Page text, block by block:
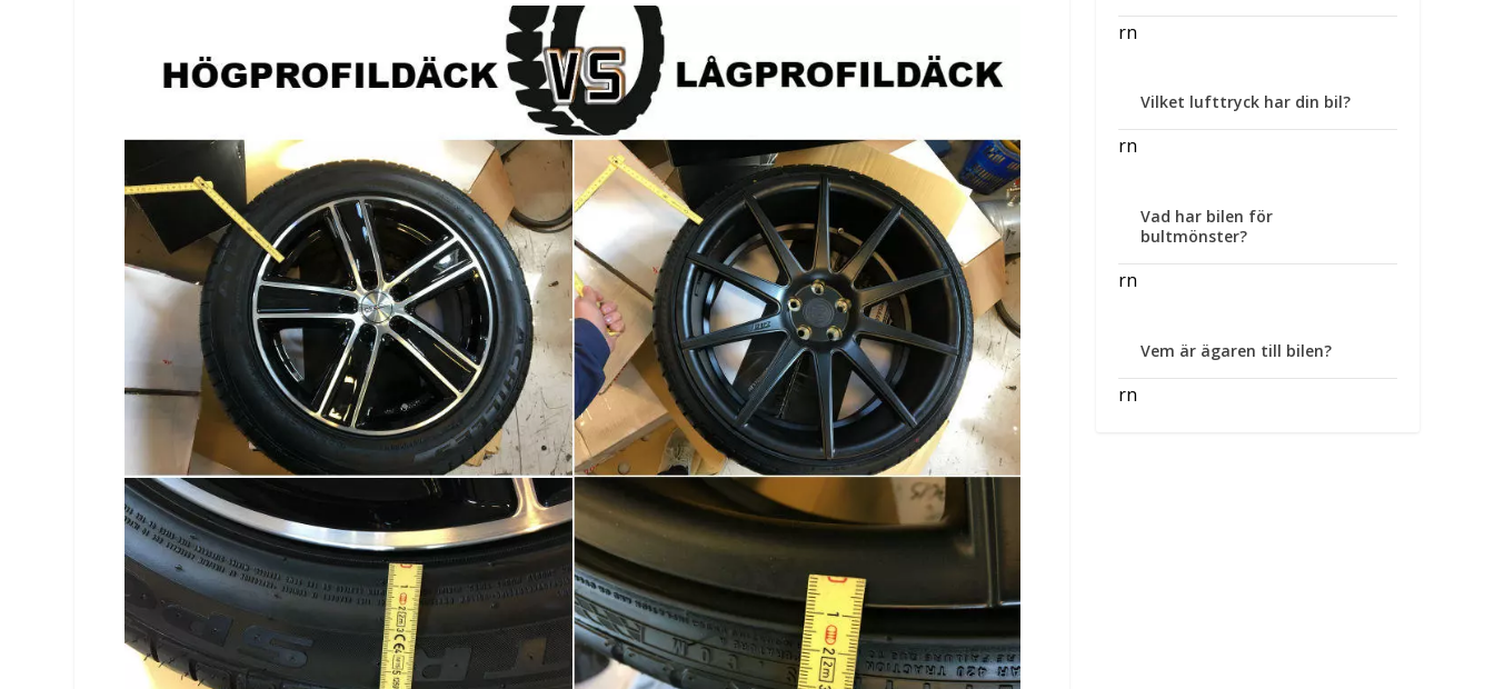
rn
Vilket lufttryck har din bil?
rn
Vad har bilen för
bultmönster?
rn
Vem är ägaren till bilen?
rn